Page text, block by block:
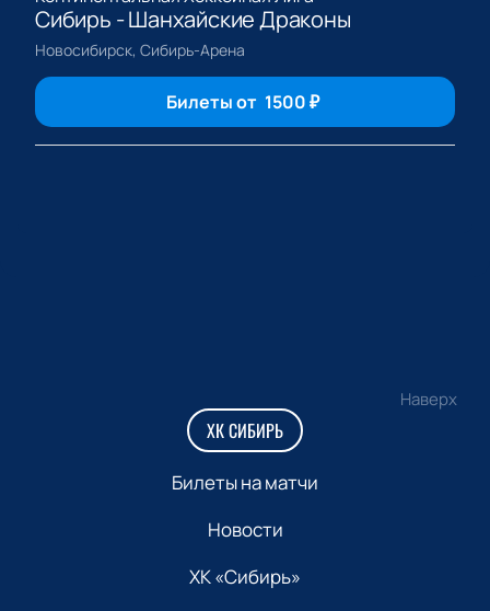
Сибирь - Шанхайские Драконы
Новосибирск, Сибирь-Арена
Билеты от 1500₽
Наверх
ХК СИБИРЬ
Билеты на матчи
Новости
ХК «Сибирь»